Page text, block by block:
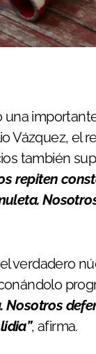
una
Vázquez, el
también
repiten
verdadero
, afirma.